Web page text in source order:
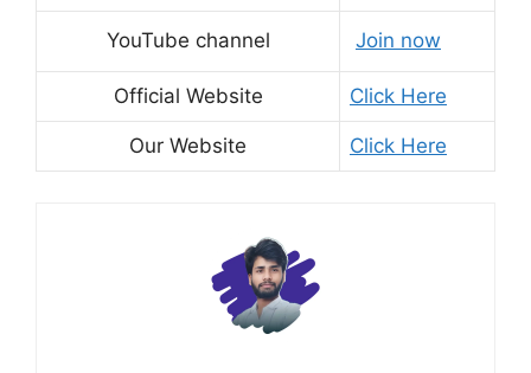
YouTube channel Join now
Official Website Click Here
Our Website Click Here